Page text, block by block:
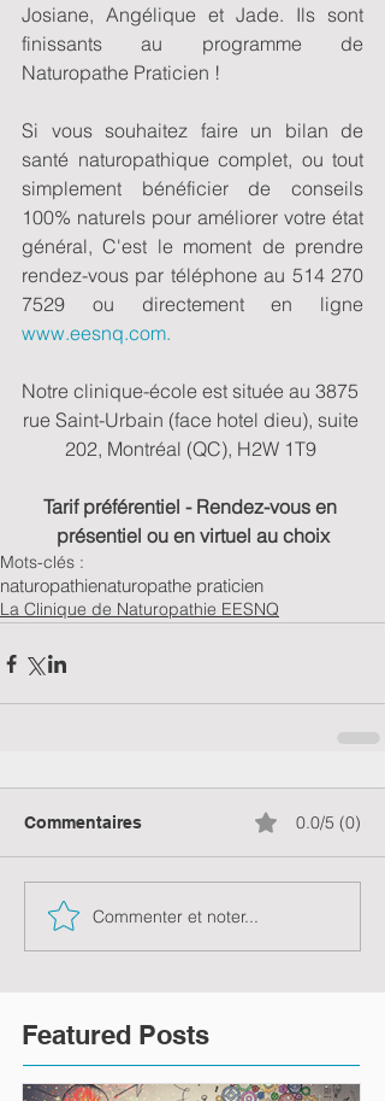
Josiane, Angélique et Jade. Ils sont
finissants au programme de
Naturopathe Praticien !
Si vous souhaitez faire un bilan de
santé naturopathique complet, ou tout
simplement bénéficier de conseils
100% naturels pour améliorer votre état
général, C'est le moment de prendre
rendez-vous par téléphone au 514 270
www.eesnq.com.
Notre clinique-école est située au 3875
rue Saint-Urbain (face hotel dieu), suite
202, Montréal (QC), H2W 1T9
Tarif préférentiel - Rendez-vous en
présentiel ou en virtuel au choix
Mots-clés :
naturopathienaturopathe praticien
La Clinique de Naturopathie EESNQ
Commentaires 0.0/5 (0)
Commenter et noter...
Featured Posts